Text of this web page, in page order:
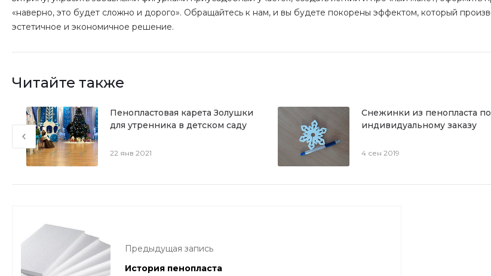
«наверно, это будет сложно и дорого». Обращайтесь к нам, и вы будете покорены эффектом, который
эстетичное и экономичное решение.
Читайте также
Пенопластовая карета Золушки
для утренника в детском саду
22 янв 2021
Снежинки из пенопласта по
индивидуальному заказу
4 сен 2019
Предыдущая запись
История пенопласта